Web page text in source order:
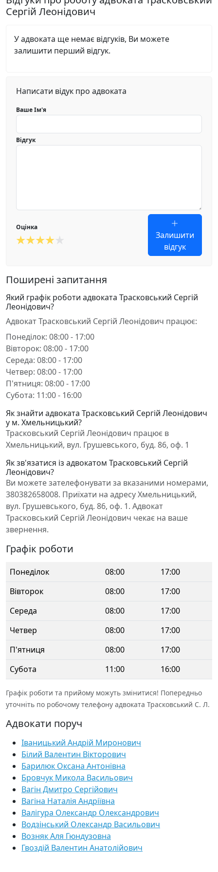
Сергій Леонідович
У адвоката ще немає відгуків, Ви можете
залишити перший відгук.
Написати відук про адвоката
Ваше Ім'я
Відгук
Оцінка
Залишити
відгук
Поширені запитання
Який графік роботи адвоката Трасковський Сергій
Леонідович?
Адвокат Трасковський Сергій Леонідович працює:
Понеділок: 08:00 - 17:00
Вівторок: 08:00 - 17:00
Середа: 08:00 - 17:00
Четвер: 08:00 - 17:00
П'ятниця: 08:00 - 17:00
Субота: 11:00 - 16:00
Як знайти адвоката Трасковський Сергій Леонідович
у м. Хмельницький?
Трасковський Сергій Леонідович працює в
Хмельницький, вул. Грушевського, буд. 86, оф. 1
Як зв'язатися із адвокатом Трасковський Сергій
Леонідович?
Ви можете зателефонувати за вказаними номерами,
380382658008. Приїхати на адресу Хмельницький,
вул. Грушевського, буд. 86, оф. 1. Адвокат
Трасковський Сергій Леонідович чекає на ваше
звернення.
Графік роботи
Понеділок 08:00
17:00
Вівторок
08:00
17:00
Середа
08:00
17:00
Четвер
08:00
17:00
П'ятниця
08:00
17:00
Субота
11:00 16:00
Графік роботи та прийому можуть змінитися! Попередньо
уточніть по робочому телефону адвоката Трасковський С. Л.
Адвокати поруч
Іваницький Андрій Миронович
Білий Валентин Вікторович
Барилюк Оксана Антонівна
Бровчук Микола Васильович
Вагін Дмитро Сергійович
Вагіна Наталія Андріївна
Валігура Олександр Олександрович
Водзінський Олександр Васильович
Возняк Аля Гюндузовна
Гвоздій Валентин Анатолійович